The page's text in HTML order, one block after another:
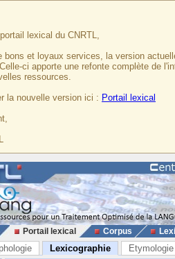
lexical du CNRTL,
bons et loyaux services, la version
ci apporte une refonte complète de
ressources.
la nouvelle version ici : Portail lexical
Portail lexical Corpus
Lexicographie Etymologie